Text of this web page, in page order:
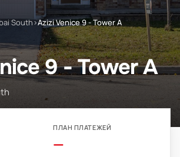
South›Azizi Venice 9 - Tower A
9 - Tower A
ПЛАН ПЛАТЕЖЕЙ
—